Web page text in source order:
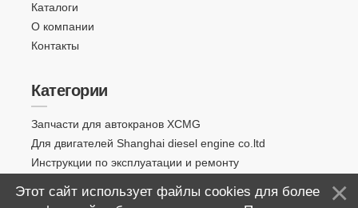
Каталоги
О компании
Контакты
Категории
Запчасти для автокранов XCMG
Для двигателей Shanghai diesel engine co.ltd
Инструкции по эксплуатации и ремонту
Этот сайт использует файлы cookies для более